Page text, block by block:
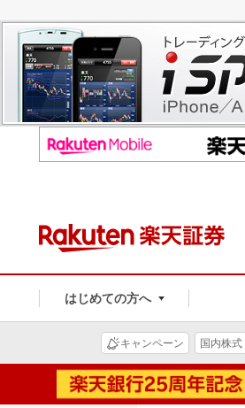
はじめての方へ
キャンペーン 国内株式